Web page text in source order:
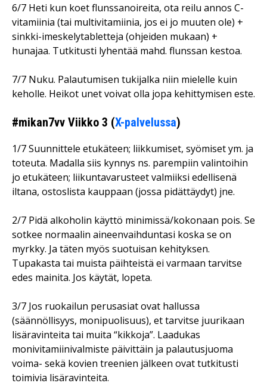
6/7 Heti kun koet flunssanoireita, ota reilu annos C-
vitamiinia (tai multivitamiinia, jos ei jo muuten ole) +
sinkki-imeskelytabletteja (ohjeiden mukaan) +
hunajaa. Tutkitusti lyhentää mahd. flunssan kestoa.
7/7 Nuku. Palautumisen tukijalka niin mielelle kuin
keholle. Heikot unet voivat olla jopa kehittymisen este.
#mikan7vv Viikko 3 (X-palvelussa)
1/7 Suunnittele etukäteen; liikkumiset, syömiset ym. ja
toteuta. Madalla siis kynnys ns. parempiin valintoihin
jo etukäteen; liikuntavarusteet valmiiksi edellisenä
iltana, ostoslista kauppaan (jossa pidättäydyt) jne.
2/7 Pidä alkoholin käyttö minimissä/kokonaan pois. Se
sotkee normaalin aineenvaihduntasi koska se on
myrkky. Ja täten myös suotuisan kehityksen.
Tupakasta tai muista päihteistä ei varmaan tarvitse
edes mainita. Jos käytät, lopeta.
3/7 Jos ruokailun perusasiat ovat hallussa
(säännöllisyys, monipuolisuus), et tarvitse juurikaan
lisäravinteita tai muita “kikkoja”. Laadukas
monivitamiinivalmiste päivittäin ja palautusjuoma
voima- sekä kovien treenien jälkeen ovat tutkitusti
toimivia lisäravinteita.